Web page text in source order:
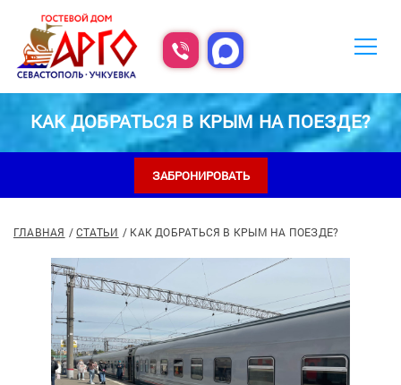
КАК ДОБРАТЬСЯ В КРЫМ НА ПОЕЗДЕ?
ЗАБРОНИРОВАТЬ
ГЛАВНАЯ СТАТЬИ КАК ДОБРАТЬСЯ В КРЫМ НА ПОЕЗДЕ?